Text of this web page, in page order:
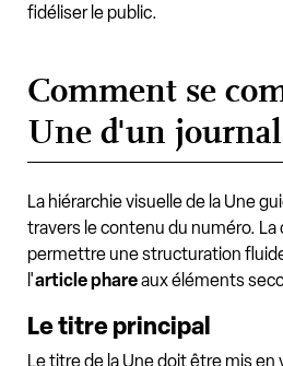
fidéliser le public.
Comment se
Une d'un journal
La hiérarchie visuelle de la Une
travers le contenu du numéro.
permettre une structuration
l'article phareaux éléments
Le titre principal
Le titre de la Une doit être mis en